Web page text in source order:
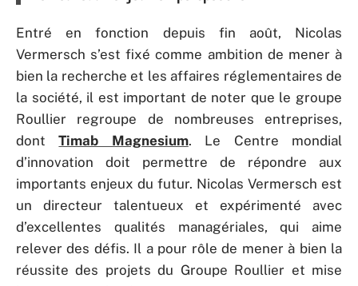
Entré en fonction depuis fin août, Nicolas
Vermersch s’est fixé comme ambition de mener à
bien la recherche et les affaires réglementaires de
la société, il est important de noter que le groupe
Roullier regroupe de nombreuses entreprises,
dontTimab Magnesium. Le Centre mondial
d’innovation doit permettre de répondre aux
importants enjeux du futur. Nicolas Vermersch est
un directeur talentueux et expérimenté avec
d’excellentes qualités managériales, qui aime
relever des défis. Il a pour rôle de mener à bien la
réussite des projets du Groupe Roullier et mise